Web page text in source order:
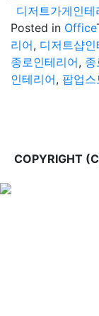
Posted in Office
리어, 디저트샵인
종로인테리어,
인테리어, 팝업
COPYRIGHT